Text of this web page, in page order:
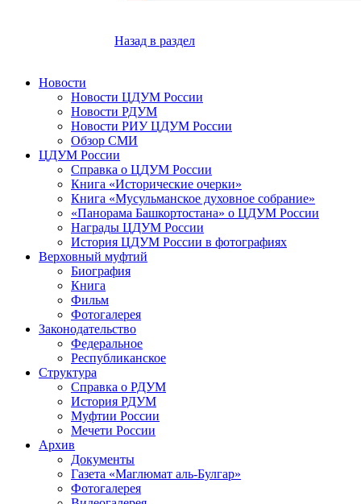
Назад в раздел
Новости
Новости ЦДУМ России
Новости РДУМ
Новости РИУ ЦДУМ России
Обзор СМИ
ЦДУМ России
Справка о ЦДУМ России
Книга «Исторические очерки»
Книга «Мусульманское духовное собрание»
«Панорама Башкортостана» о ЦДУМ России
Награды ЦДУМ России
История ЦДУМ России в фотографиях
Верховный муфтий
Биография
Книга
Фильм
Фотогалерея
Законодательство
Федеральное
Республиканское
Структура
Справка о РДУМ
История РДУМ
Муфтии России
Мечети России
Архив
Документы
Газета «Маглюмат аль-Булгар»
Фотогалерея